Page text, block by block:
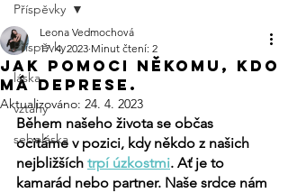
Příspěvky
láska
vztahy
sebeláska
Příspěvky
Jak pomoci někomu, kdo
má deprese.
Leona Vedmochová
17. 4. 2023 Minut čtení: 2
Aktualizováno: 24. 4. 2023
Během našeho života se občas
ocitáme v pozici, kdy někdo z našich
nejbližších trpí úzkostmi. Ať je to
kamarád nebo partner. Naše srdce nám